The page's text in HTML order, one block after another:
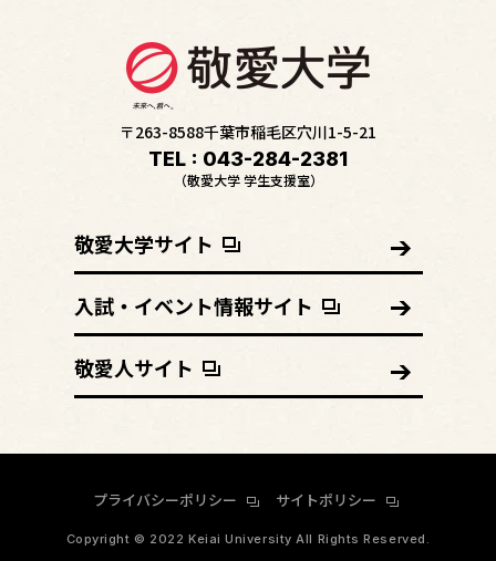
〒263-8588千葉市稲毛区穴川1-5-21
TEL : 043-284-2381
（敬愛大学 学生支援室）
敬愛大学サイト
入試・イベント情報サイト
敬愛人サイト
プライバシーポリシー サイトポリシー
Copyright © 2022 Keiai University All Rights Reserved.